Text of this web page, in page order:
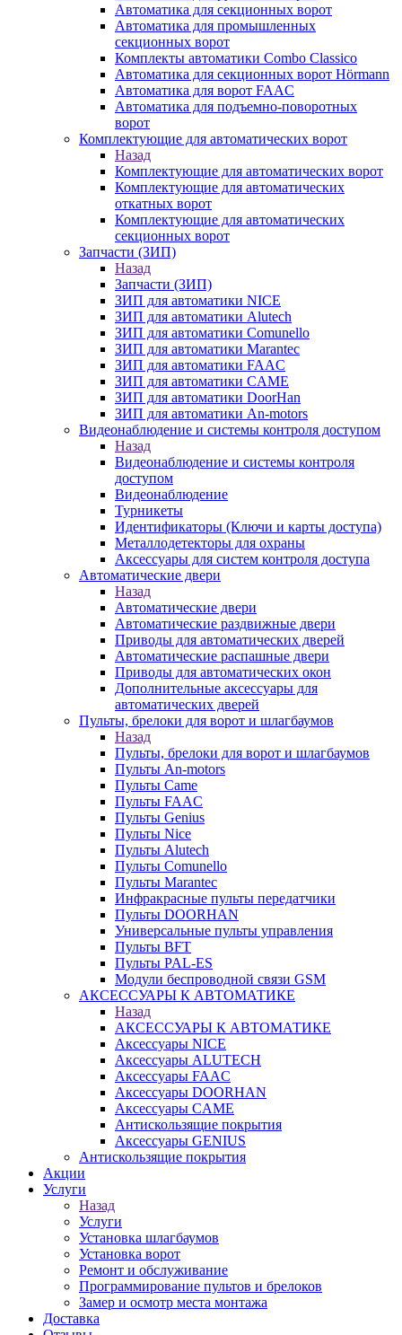
Автоматика для секционных ворот
Автоматика для промышленных
секционных ворот
Комплекты автоматики Combo Classico
Автоматика для секционных ворот Hörmann
Автоматика для ворот FAAC
Автоматика для подъемно-поворотных
ворот
Комплектующие для автоматических ворот
Назад
Комплектующие для автоматических ворот
Комплектующие для автоматических
откатных ворот
Комплектующие для автоматических
секционных ворот
Запчасти (ЗИП)
Назад
Запчасти (ЗИП)
ЗИП для автоматики NICE
ЗИП для автоматики Alutech
ЗИП для автоматики Comunello
ЗИП для автоматики Marantec
ЗИП для автоматики FAAC
ЗИП для автоматики CAME
ЗИП для автоматики DoorHan
ЗИП для автоматики An-motors
Видеонаблюдение и системы контроля доступом
Назад
Видеонаблюдение и системы контроля
доступом
Видеонаблюдение
Турникеты
Идентификаторы (Ключи и карты доступа)
Металлодетекторы для охраны
Аксессуары для систем контроля доступа
Автоматические двери
Назад
Автоматические двери
Автоматические раздвижные двери
Приводы для автоматических дверей
Автоматические распашные двери
Приводы для автоматических окон
Дополнительные аксессуары для
автоматических дверей
Пульты, брелоки для ворот и шлагбаумов
Назад
Пульты, брелоки для ворот и шлагбаумов
Пульты An-motors
Пульты Came
Пульты FAAC
Пульты Genius
Пульты Nice
Пульты Alutech
Пульты Сomunello
Пульты Marantec
Инфракрасные пульты передатчики
Пульты DOORHAN
Универсальные пульты управления
Пульты BFT
Пульты PAL-ES
Модули беспроводной связи GSM
АКСЕССУАРЫ К АВТОМАТИКЕ
Назад
АКСЕССУАРЫ К АВТОМАТИКЕ
Аксессуары NICE
Аксессуары ALUTECH
Аксессуары FAAC
Аксессуары DOORHAN
Аксессуары CAME
Антискользящие покрытия
Аксессуары GENIUS
Антискользящие покрытия
Акции
Услуги
Назад
Услуги
Установка шлагбаумов
Установка ворот
Ремонт и обслуживание
Программирование пультов и брелоков
Замер и осмотр места монтажа
Доставка